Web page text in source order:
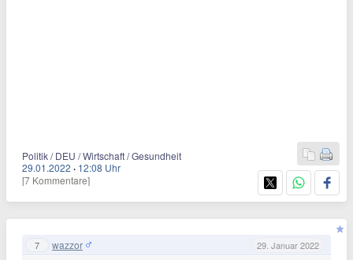
Politik / DEU / Wirtschaft / Gesundheit
29.01.2022 · 12:08 Uhr
[7 Kommentare]
7 wazzor 29. Januar 2022